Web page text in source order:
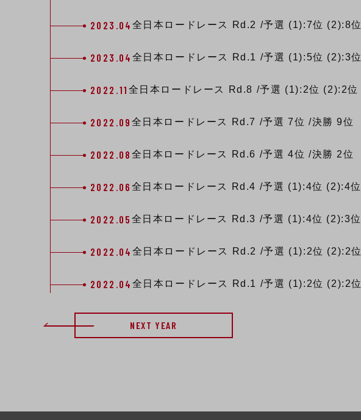
2023.04 全日本ロードレース Rd.2 /予選 (1):7位 (2):8位
2023.04 全日本ロードレース Rd.1 /予選 (1):5位 (2):3位
2022.11 全日本ロードレース Rd.8 /予選 (1):2位 (2):2位
2022.09 全日本ロードレース Rd.7 /予選 7位 /決勝 9位
2022.08 全日本ロードレース Rd.6 /予選 4位 /決勝 2位
2022.06 全日本ロードレース Rd.4 /予選 (1):4位 (2):4位
2022.05 全日本ロードレース Rd.3 /予選 (1):4位 (2):3位
2022.04 全日本ロードレース Rd.2 /予選 (1):2位 (2):2位
2022.04 全日本ロードレース Rd.1 /予選 (1):2位 (2):2位
NEXT YEAR